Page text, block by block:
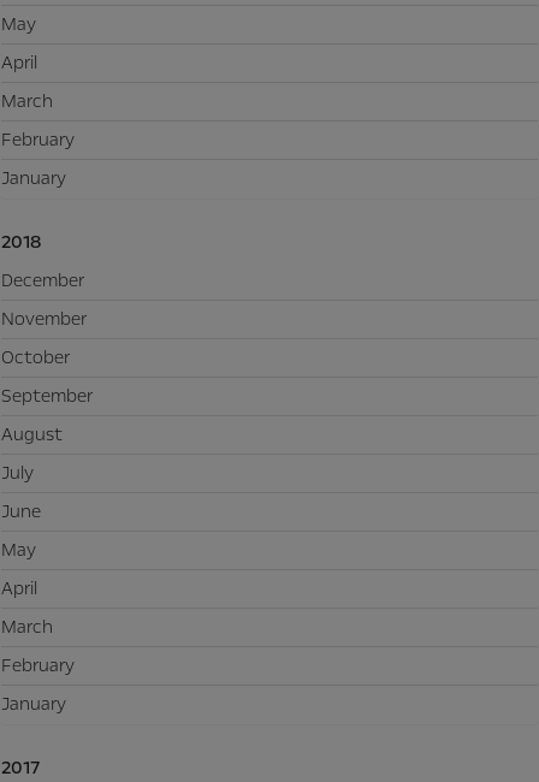
May
April
March
February
January
2018
December
November
October
September
August
July
June
May
April
March
February
January
2017